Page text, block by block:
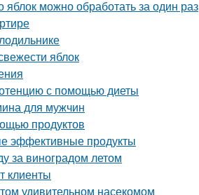
можно обработать за один раз
яблок
с помощью диеты
для мужчин
продуктов
эффективные продукты
за виноградом летом
клиенты
удивительном насекомом